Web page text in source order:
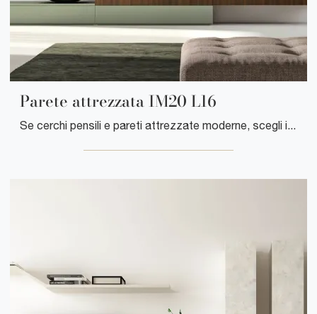
Parete attrezzata IM20 L16
Se cerchi pensili e pareti attrezzate moderne, scegli il modello Parete attrezzata IM20 L16 di Clever: clicca e ottieni informazioni!